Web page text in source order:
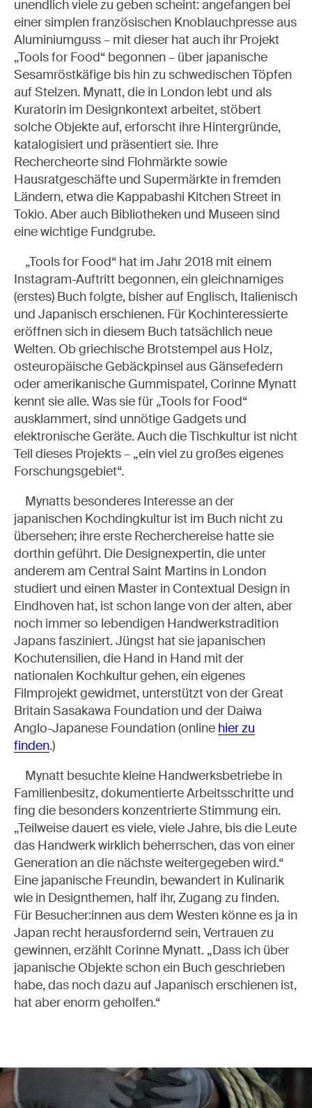
unendlich viele zu geben scheint: angefangen bei
einer simplen französischen Knoblauchpresse aus
Aluminiumguss – mit dieser hat auch ihr Projekt
„Tools for Food“ begonnen – über japanische
Sesamröstkäfige bis hin zu schwedischen Töpfen
auf Stelzen. Mynatt, die in London lebt und als
Kuratorin im Designkontext arbeitet, stöbert
solche Objekte auf, erforscht ihre Hintergründe,
katalogisiert und präsentiert sie. Ihre
Rechercheorte sind Flohmärkte sowie
Hausratgeschäfte und Supermärkte in fremden
Ländern, etwa die Kappabashi Kitchen Street in
Tokio. Aber auch Bibliotheken und Museen sind
eine wichtige Fundgrube.
„Tools for Food“ hat im Jahr 2018 mit einem
Instagram-Auftritt begonnen, ein gleichnamiges
(erstes) Buch folgte, bisher auf Englisch, Italienisch
und Japanisch erschienen. Für Kochinteressierte
eröffnen sich in diesem Buch tatsächlich neue
Welten. Ob griechische Brotstempel aus Holz,
osteuropäische Gebäckpinsel aus Gänsefedern
oder amerikanische Gummispatel, Corinne Mynatt
kennt sie alle. Was sie für „Tools for Food“
ausklammert, sind unnötige Gadgets und
elektronische Geräte. Auch die Tischkultur ist nicht
Teil dieses Projekts – „ein viel zu großes eigenes
Forschungsgebiet“.
Mynatts besonderes Interesse an der
japanischen Kochdingkultur ist im Buch nicht zu
übersehen; ihre erste Recherchereise hatte sie
dorthin geführt. Die Designexpertin, die unter
anderem am Central Saint Martins in London
studiert und einen Master in Contextual Design in
Eindhoven hat, ist schon lange von der alten, aber
noch immer so lebendigen Handwerkstradition
Japans fasziniert. Jüngst hat sie japanischen
Kochutensilien, die Hand in Hand mit der
nationalen Kochkultur gehen, ein eigenes
Filmprojekt gewidmet, unterstützt von der Great
Britain Sasakawa Foundation und der Daiwa
Anglo-Japanese Foundation (online hier zu
finden.)
Mynatt besuchte kleine Handwerksbetriebe in
Familienbesitz, dokumentierte Arbeitsschritte und
fing die besonders konzentrierte Stimmung ein.
„Teilweise dauert es viele, viele Jahre, bis die Leute
das Handwerk wirklich beherrschen, das von einer
Generation an die nächste weitergegeben wird.“
Eine japanische Freundin, bewandert in Kulinarik
wie in Designthemen, half ihr, Zugang zu finden.
Für Besucher:innen aus dem Westen könne es ja in
Japan recht herausfordernd sein, Vertrauen zu
gewinnen, erzählt Corinne Mynatt. „Dass ich über
japanische Objekte schon ein Buch geschrieben
habe, das noch dazu auf Japanisch erschienen ist,
hat aber enorm geholfen.“